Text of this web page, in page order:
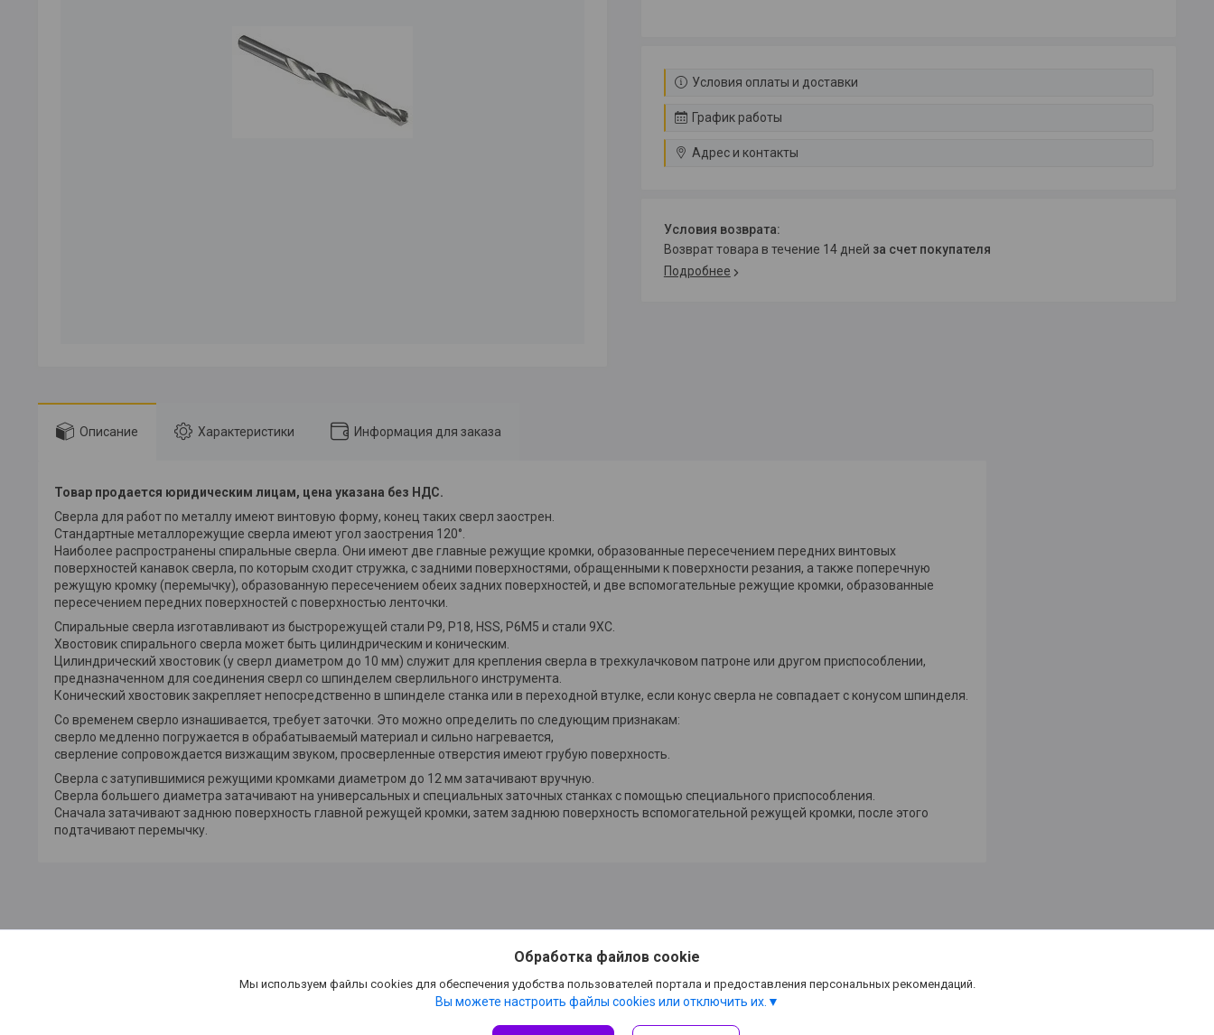
Условия оплаты и доставки
График работы
Адрес и контакты
возврат товара в течение 14 дней за счет покупателя
Подробнее
Описание Характеристики Информация для заказа
Товар продается юридическим лицам, цена указана без НДС.
Сверла для работ по металлу имеют винтовую форму, конец таких сверл заострен.
Стандартные металлорежущие сверла имеют угол заострения 120°.
Наиболее распространены спиральные сверла. Они имеют две главные режущие кромки, образованные пересечением передних винтовых
поверхностей канавок сверла, по которым сходит стружка, с задними поверхностями, обращенными к поверхности резания, а также поперечную
режущую кромку (перемычку), образованную пересечением обеих задних поверхностей, и две вспомогательные режущие кромки, образованные
пересечением передних поверхностей с поверхностью ленточки.
Спиральные сверла изготавливают из быстрорежущей стали Р9, Р18, HSS, Р6М5 и стали 9ХС.
Хвостовик спирального сверла может быть цилиндрическим и коническим.
Цилиндрический хвостовик (у сверл диаметром до 10 мм) служит для крепления сверла в трехкулачковом патроне или другом приспособлении,
предназначенном для соединения сверл со шпинделем сверлильного инструмента.
Конический хвостовик закрепляет непосредственно в шпинделе станка или в переходной втулке, если конус сверла не совпадает с конусом шпинделя.
Со временем сверло изнашивается, требует заточки. Это можно определить по следующим признакам:
сверло медленно погружается в обрабатываемый материал и сильно нагревается,
сверление сопровождается визжащим звуком, просверленные отверстия имеют грубую поверхность.
Сверла с затупившимися режущими кромками диаметром до 12 мм затачивают вручную.
Сверла большего диаметра затачивают на универсальных и специальных заточных станках с помощью специального приспособления.
Сначала затачивают заднюю поверхность главной режущей кромки, затем заднюю поверхность вспомогательной режущей кромки, после этого
подтачивают перемычку.
Обработка файлов cookie
Мы используем файлы cookies для обеспечения удобства пользователей портала и предоставления персональных рекомендаций.
Вы можете настроить файлы cookies или отключить их.